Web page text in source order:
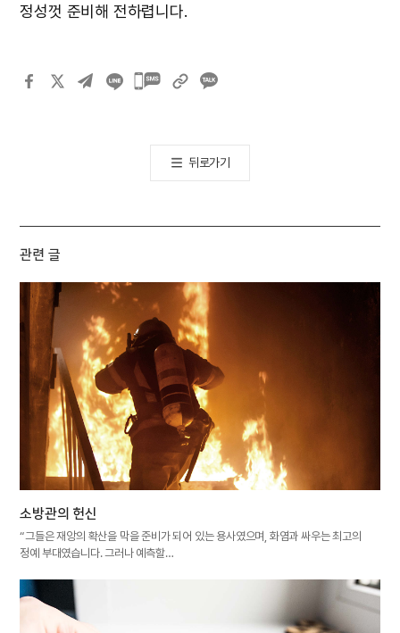
정성껏 준비해 전하렵니다.
카카오톡
뒤로가기
관련 글
소방관의 헌신
“그들은 재앙의 확산을 막을 준비가 되어 있는 용사였으며, 화염과 싸우는 최고의
정예 부대였습니다. 그러나 예측할…